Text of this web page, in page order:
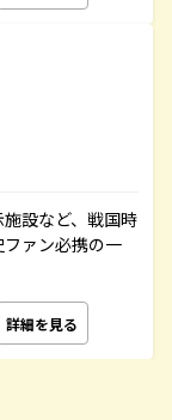
設など、戦国時
ァン必携の一
詳細を見る